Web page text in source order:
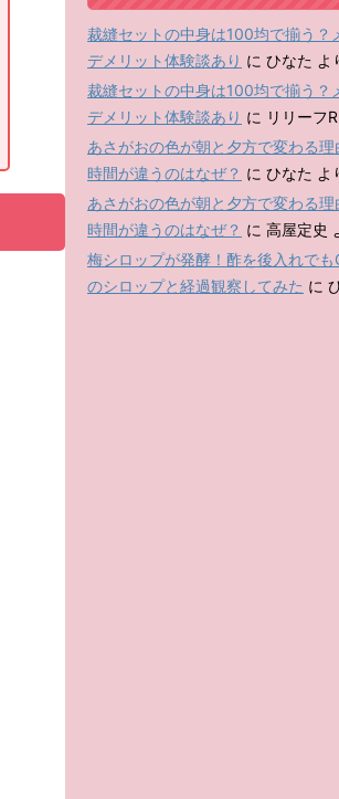
裁縫セットの中身は100均で揃う？
デメリット体験談あり に ひなた よ
裁縫セットの中身は100均で揃う？
デメリット体験談あり に リリーフR
あさがおの色が朝と夕方で変わる理
時間が違うのはなぜ？ に ひなた よ
あさがおの色が朝と夕方で変わる理
時間が違うのはなぜ？ に 高屋定史
梅シロップが発酵！酢を後入れでも
のシロップと経過観察してみた に